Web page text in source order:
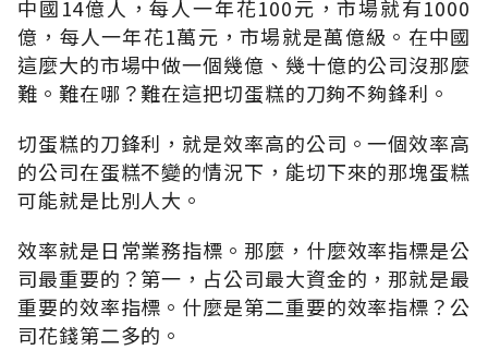
中國14億人，每人一年花100元，市場就有1000
億，每人一年花1萬元，市場就是萬億級。在中國
這麼大的市場中做一個幾億、幾十億的公司沒那麼
難。難在哪？難在這把切蛋糕的刀夠不夠鋒利。
切蛋糕的刀鋒利，就是效率高的公司。一個效率高
的公司在蛋糕不變的情況下，能切下來的那塊蛋糕
可能就是比別人大。
效率就是日常業務指標。那麼，什麼效率指標是公
司最重要的？第一，占公司最大資金的，那就是最
重要的效率指標。什麼是第二重要的效率指標？公
司花錢第二多的。